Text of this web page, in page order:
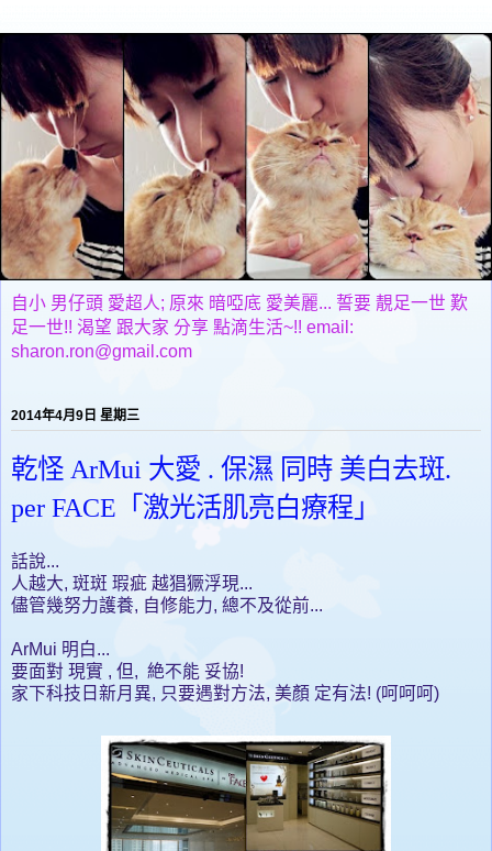
自小 男仔頭 愛超人; 原來 暗啞底 愛美麗... 誓要 靚足一世 歎
足一世!! 渴望 跟大家 分享 點滴生活~!! email:
sharon.ron@gmail.com
2014年4月9日 星期三
乾怪 ArMui 大愛 . 保濕 同時 美白去斑.
per FACE「激光活肌亮白療程」
話說...
人越大, 斑斑 瑕疵 越猖獗浮現...
儘管幾努力護養, 自修能力, 總不及從前...
ArMui 明白...
要面對 現實 , 但, 絶不能 妥協!
家下科技日新月異, 只要遇對方法, 美顏 定有法! (呵呵呵)